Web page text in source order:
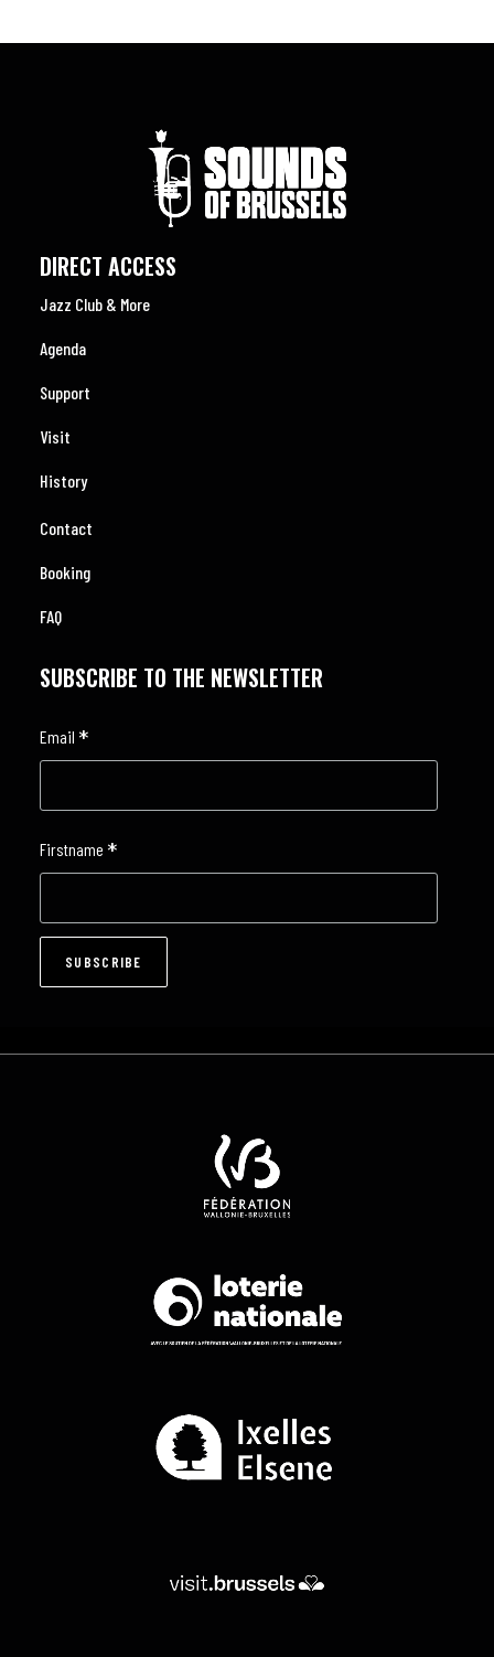
DIRECT ACCESS
Jazz Club & More
Agenda
Support
Visit
History
Contact
Booking
FAQ
SUBSCRIBE TO THE NEWSLETTER
Email *
Firstname *